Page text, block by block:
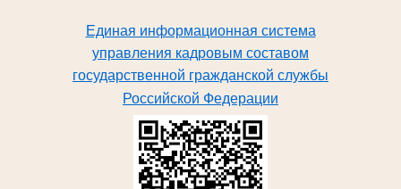
Единая информационная система
управления кадровым составом
государственной гражданской службы
Российской Федерации